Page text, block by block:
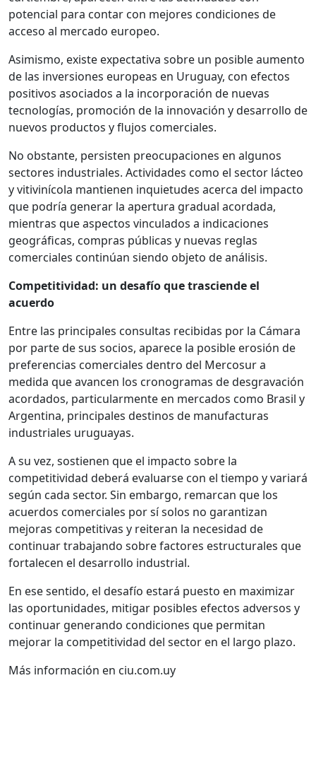
potencial para contar con mejores condiciones de
acceso al mercado europeo.
Asimismo, existe expectativa sobre un posible aumento
de las inversiones europeas en Uruguay, con efectos
positivos asociados a la incorporación de nuevas
tecnologías, promoción de la innovación y desarrollo de
nuevos productos y flujos comerciales.
No obstante, persisten preocupaciones en algunos
sectores industriales. Actividades como el sector lácteo
y vitivinícola mantienen inquietudes acerca del impacto
que podría generar la apertura gradual acordada,
mientras que aspectos vinculados a indicaciones
geográficas, compras públicas y nuevas reglas
comerciales continúan siendo objeto de análisis.
Competitividad: un desafío que trasciende el
acuerdo
Entre las principales consultas recibidas por la Cámara
por parte de sus socios, aparece la posible erosión de
preferencias comerciales dentro del Mercosur a
medida que avancen los cronogramas de desgravación
acordados, particularmente en mercados como Brasil y
Argentina, principales destinos de manufacturas
industriales uruguayas.
A su vez, sostienen que el impacto sobre la
competitividad deberá evaluarse con el tiempo y variará
según cada sector. Sin embargo, remarcan que los
acuerdos comerciales por sí solos no garantizan
mejoras competitivas y reiteran la necesidad de
continuar trabajando sobre factores estructurales que
fortalecen el desarrollo industrial.
En ese sentido, el desafío estará puesto en maximizar
las oportunidades, mitigar posibles efectos adversos y
continuar generando condiciones que permitan
mejorar la competitividad del sector en el largo plazo.
Más información en ciu.com.uy